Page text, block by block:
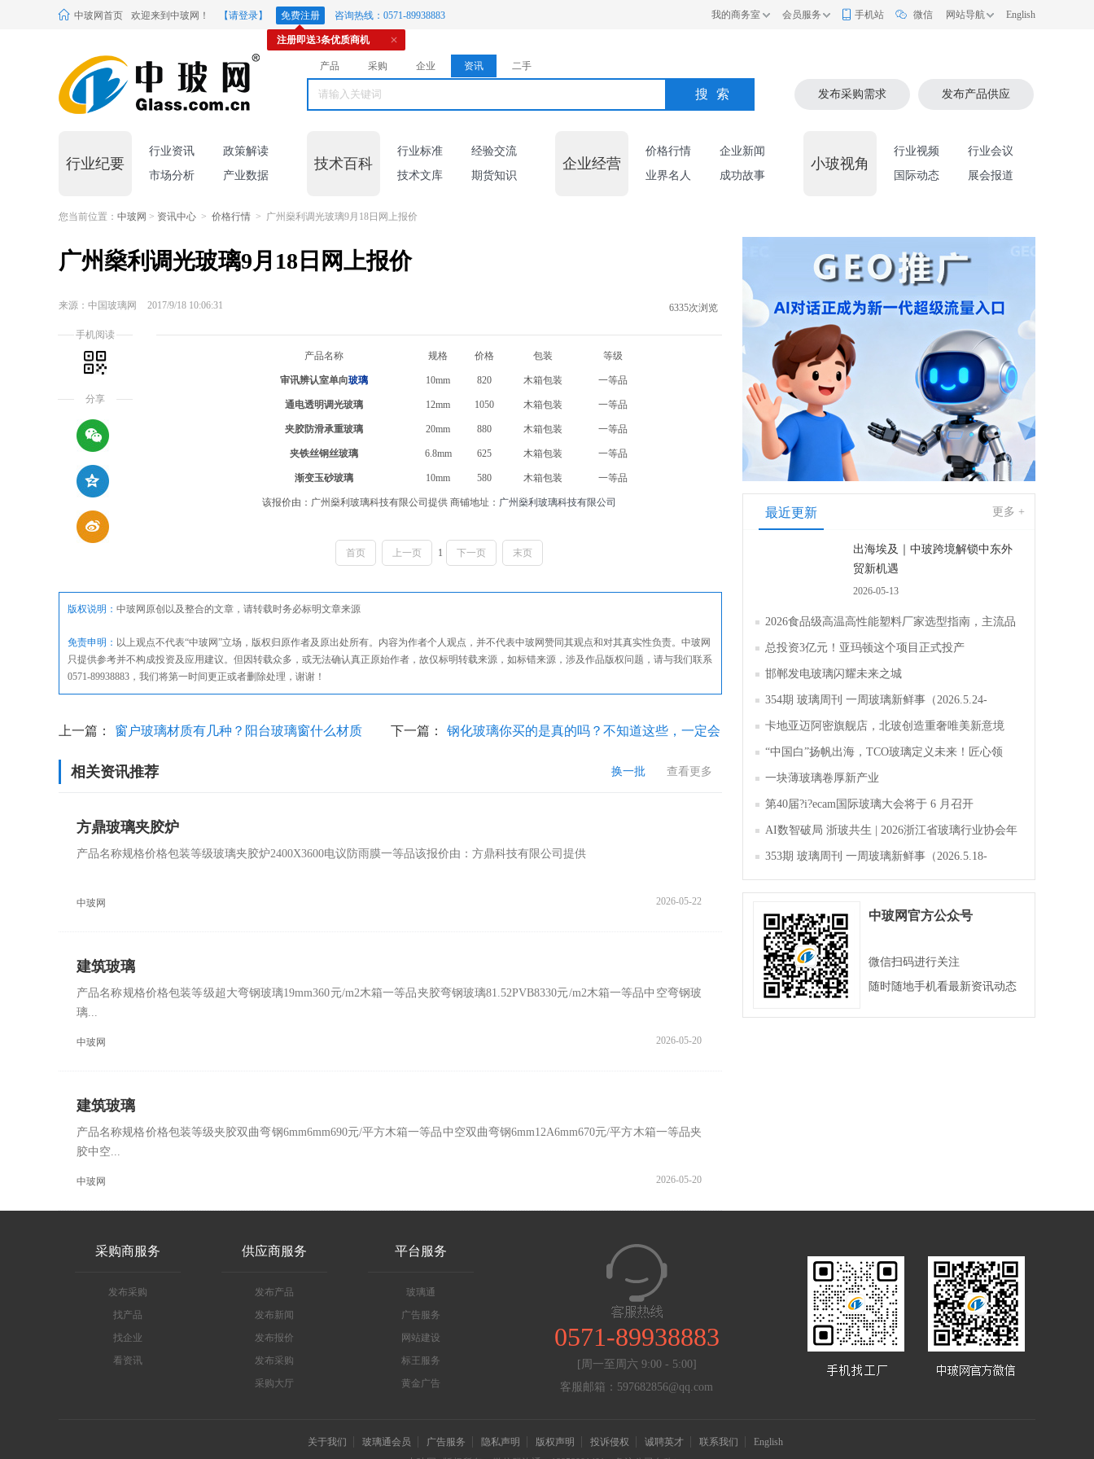
中玻网首页 欢迎来到中玻网！ 【请登录】 免费注册 咨询热线：0571-89938883
注册即送3条优质商机
我的商务室 会员服务 手机站 微信 网站导航 English
产品 采购 企业 资讯 二手
搜索 发布采购需求 发布产品供应
行业纪要
行业资讯
政策解读
市场分析
产业数据
技术百科
行业标准
经验交流
技术文库
期货知识
企业经营
价格行情
企业新闻
业界名人
成功故事
小玻视角
行业视频
行业会议
国际动态
展会报道
您当前位置： 中玻网 > 资讯中心 > 价格行情 > 广州燊利调光玻璃9月18日网上报价
最近更新 更多 +
出海埃及｜中玻跨境解锁中东外
贸新机遇
2026-05-13
2026食品级高温高性能塑料厂家选型指南，主流品
牌全面解析评测
总投资3亿元！亚玛顿这个项目正式投产
邯郸发电玻璃闪耀未来之城
354期 玻璃周刊 一周玻璃新鲜事（2026.5.24-
2026.5.30）
卡地亚迈阿密旗舰店，北玻创造重奢唯美新意境
“中国白”扬帆出海，TCO玻璃定义未来！匠心领
航，淄博新材料产业聚势成峰
一块薄玻璃卷厚新产业
第40届?i?ecam国际玻璃大会将于 6 月召开
AI数智破局 浙玻共生 | 2026浙江省玻璃行业协会年
会暨第四届四次会员大会成功举办
353期 玻璃周刊 一周玻璃新鲜事（2026.5.18-
2026.5.23）
中玻网官方公众号
微信扫码进行关注
随时随地手机看最新资讯动态
手机阅读
分享
广州燊利调光玻璃9月18日网上报价
来源：中国玻璃网 2017/9/18 10:06:31 6335次浏览
产品名称 规格 价格 包装 等级
审讯辨认室单向玻璃 10mm 820 木箱包装 一等品
通电透明调光玻璃 12mm 1050 木箱包装 一等品
夹胶防滑承重玻璃 20mm 880 木箱包装 一等品
夹铁丝钢丝玻璃 6.8mm 625 木箱包装 一等品
渐变玉砂玻璃 10mm 580 木箱包装 一等品
该报价由：广州燊利玻璃科技有限公司提供 商铺地址： 广州燊利玻璃科技有限公司
首页 上一页 1 下一页 末页
版权说明： 中玻网原创以及整合的文章，请转载时务必标明文章来源
免责申明： 以上观点不代表“中玻网”立场，版权归原作者及原出处所有。内容为作者个人观点，并不代表中玻网赞同其观点和对其真实性负责。中玻网
只提供参考并不构成投资及应用建议。但因转载众多，或无法确认真正原始作者，故仅标明转载来源，如标错来源，涉及作品版权问题，请与我们联系
0571-89938883，我们将第一时间更正或者删除处理，谢谢！
上一篇： 窗户玻璃材质有几种？阳台玻璃窗什么材质
好？
下一篇： 钢化玻璃你买的是真的吗？不知道这些，一定会
相关资讯推荐 查看更多
换一批
方鼎玻璃夹胶炉
产品名称规格价格包装等级玻璃夹胶炉2400X3600电议防雨膜一等品该报价由：方鼎科技有限公司提供
中玻网 2026-05-22
建筑玻璃
产品名称规格价格包装等级超大弯钢玻璃19mm360元/m2木箱一等品夹胶弯钢玻璃81.52PVB8330元/m2木箱一等品中空弯钢玻
璃...
中玻网 2026-05-20
建筑玻璃
产品名称规格价格包装等级夹胶双曲弯钢6mm6mm690元/平方木箱一等品中空双曲弯钢6mm12A6mm670元/平方木箱一等品夹
胶中空...
中玻网 2026-05-20
采购商服务
发布采购
找产品
找企业
看资讯
供应商服务
发布产品
发布新闻
发布报价
发布采购
采购大厅
平台服务
玻璃通
广告服务
网站建设
标王服务
黄金广告
0571-89938883
[周一至周六 9:00 - 5:00]
客服邮箱：597682856@qq.com
关于我们 玻璃通会员 广告服务 隐私声明 版权声明 投诉侵权 诚聘英才 联系我们
English